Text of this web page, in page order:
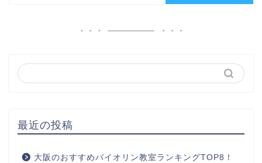
最近の投稿
大阪のおすすめバイオリン教室ランキングTOP8！